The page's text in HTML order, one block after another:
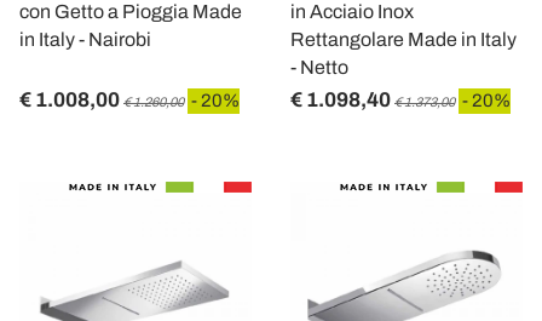
con Getto a Pioggia Made
in Italy - Nairobi
€ 1.008,00 € 1.260,00 - 20%
in Acciaio Inox
Rettangolare Made in Italy
- Netto
€ 1.098,40 € 1.373,00 - 20%